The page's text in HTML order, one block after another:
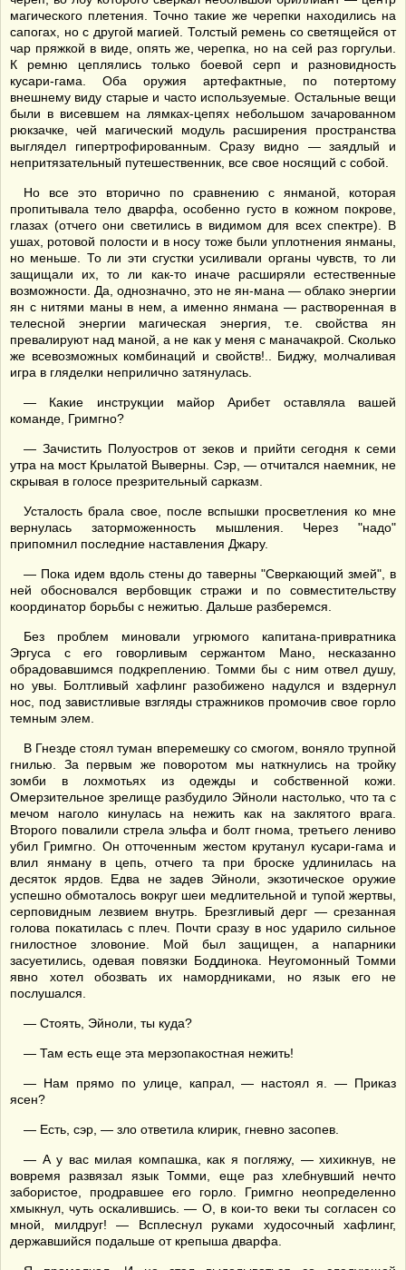
магического плетения. Точно такие же черепки находились на
сапогах, но с другой магией. Толстый ремень со светящейся от
чар пряжкой в виде, опять же, черепка, но на сей раз горгульи.
К ремню цеплялись только боевой серп и разновидность
кусари-гама. Оба оружия артефактные, по потертому
внешнему виду старые и часто используемые. Остальные вещи
были в висевшем на лямках-цепях небольшом зачарованном
рюкзачке, чей магический модуль расширения пространства
выглядел гипертрофированным. Сразу видно — заядлый и
непритязательный путешественник, все свое носящий с собой.
Но все это вторично по сравнению с янманой, которая
пропитывала тело дварфа, особенно густо в кожном покрове,
глазах (отчего они светились в видимом для всех спектре). В
ушах, ротовой полости и в носу тоже были уплотнения янманы,
но меньше. То ли эти сгустки усиливали органы чувств, то ли
защищали их, то ли как-то иначе расширяли естественные
возможности. Да, однозначно, это не ян-мана — облако энергии
ян с нитями маны в нем, а именно янмана — растворенная в
телесной энергии магическая энергия, т.е. свойства ян
превалируют над маной, а не как у меня с маначакрой. Сколько
же всевозможных комбинаций и свойств!.. Биджу, молчаливая
игра в гляделки неприлично затянулась.
— Какие инструкции майор Арибет оставляла вашей
команде, Гримгно?
— Зачистить Полуостров от зеков и прийти сегодня к семи
утра на мост Крылатой Выверны. Сэр, — отчитался наемник, не
скрывая в голосе презрительный сарказм.
Усталость брала свое, после вспышки просветления ко мне
вернулась заторможенность мышления. Через "надо"
припомнил последние наставления Джару.
— Пока идем вдоль стены до таверны "Сверкающий змей", в
ней обосновался вербовщик стражи и по совместительству
координатор борьбы с нежитью. Дальше разберемся.
Без проблем миновали угрюмого капитана-привратника
Эргуса с его говорливым сержантом Мано, несказанно
обрадовавшимся подкреплению. Томми бы с ним отвел душу,
но увы. Болтливый хафлинг разобижено надулся и вздернул
нос, под завистливые взгляды стражников промочив свое горло
темным элем.
В Гнезде стоял туман вперемешку со смогом, воняло трупной
гнилью. За первым же поворотом мы наткнулись на тройку
зомби в лохмотьях из одежды и собственной кожи.
Омерзительное зрелище разбудило Эйноли настолько, что та с
мечом наголо кинулась на нежить как на заклятого врага.
Второго повалили стрела эльфа и болт гнома, третьего лениво
убил Гримгно. Он отточенным жестом крутанул кусари-гама и
влил янману в цепь, отчего та при броске удлинилась на
десяток ярдов. Едва не задев Эйноли, экзотическое оружие
успешно обмоталось вокруг шеи медлительной и тупой жертвы,
серповидным лезвием внутрь. Брезгливый дерг — срезанная
голова покатилась с плеч. Почти сразу в нос ударило сильное
гнилостное зловоние. Мой был защищен, а напарники
засуетились, одевая повязки Боддинока. Неугомонный Томми
явно хотел обозвать их намордниками, но язык его не
послушался.
— Стоять, Эйноли, ты куда?
— Там есть еще эта мерзопакостная нежить!
— Нам прямо по улице, капрал, — настоял я. — Приказ
ясен?
— Есть, сэр, — зло ответила клирик, гневно засопев.
— А у вас милая компашка, как я погляжу, — хихикнув, не
вовремя развязал язык Томми, еще раз хлебнувший нечто
забористое, продравшее его горло. Гримгно неопределенно
хмыкнул, чуть оскалившись. — О, в кои-то веки ты согласен со
мной, милдруг! — Всплеснул руками худосочный хафлинг,
державшийся подальше от крепыша дварфа.